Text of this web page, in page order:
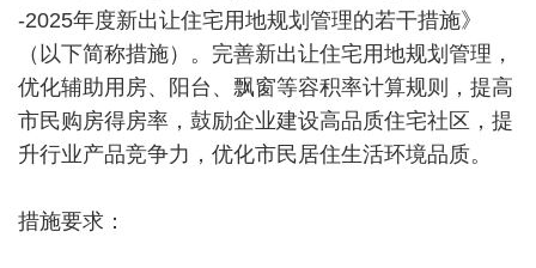
-2025年度新出让住宅用地规划管理的若干措施》
（以下简称措施）。完善新出让住宅用地规划管理，
优化辅助用房、阳台、飘窗等容积率计算规则，提高
市民购房得房率，鼓励企业建设高品质住宅社区，提
升行业产品竞争力，优化市民居住生活环境品质。
措施要求：